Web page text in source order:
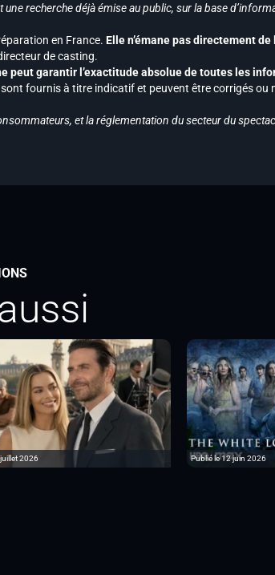
recherche déjà émise au public, sur la base
en France. Elle n’émane pas directement
de casting.
peut garantir l’exactitude absolue de toutes les
fournis à titre indicatif et peuvent être corrigés ou
et la réglementation du secteur du
2026 Publié le 12 juin 2026